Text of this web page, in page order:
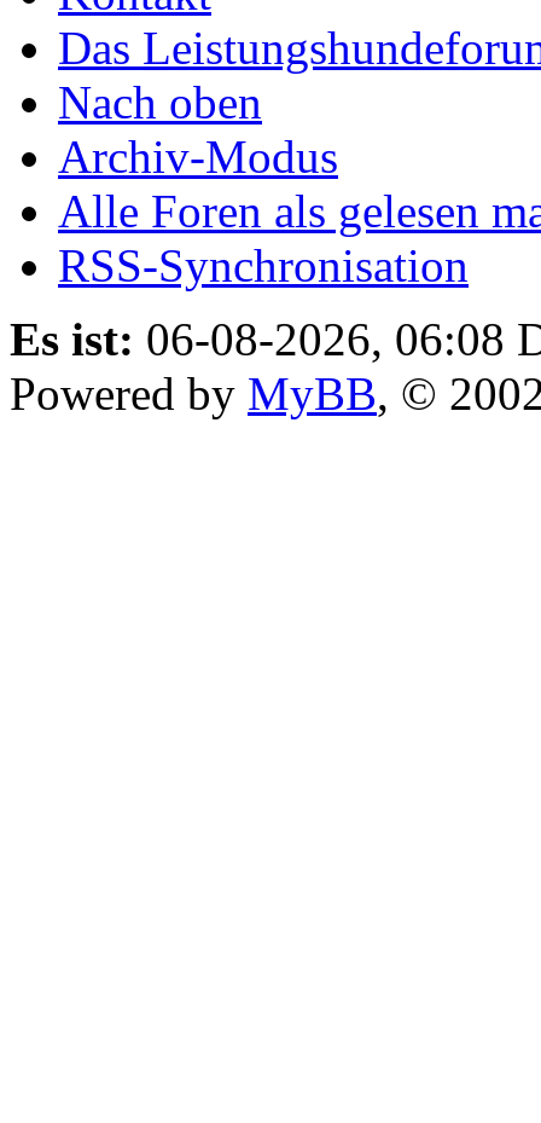
Das
Nach oben
Archiv-Modus
Alle Foren als gelesen
RSS-Synchronisation
Es ist: 06-08-2026, 06:08
Powered by MyBB, ©